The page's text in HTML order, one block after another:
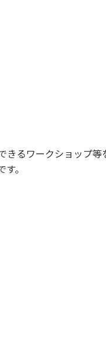
るワークショップ等
。